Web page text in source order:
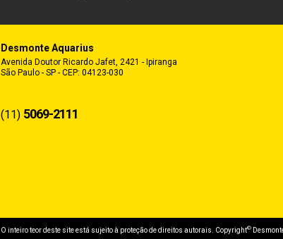
Desmonte Aquarius
Avenida Doutor Ricardo Jafet, 2421 - Ipiranga
São Paulo - SP - CEP: 04123-030
(11) 5069-2111
O inteiro teor deste site está sujeito à proteção de direitos autorais. Copyright©